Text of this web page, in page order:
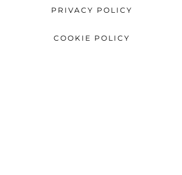
PRIVACY POLICY
COOKIE POLICY